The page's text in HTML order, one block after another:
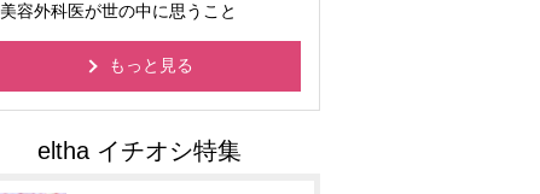
美容外科医が世の中に思うこと
もっと見る